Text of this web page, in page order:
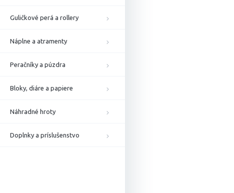
Guličkové perá a rollery
Náplne a atramenty
Peračníky a púzdra
Bloky, diáre a papiere
Náhradné hroty
Doplnky a príslušenstvo